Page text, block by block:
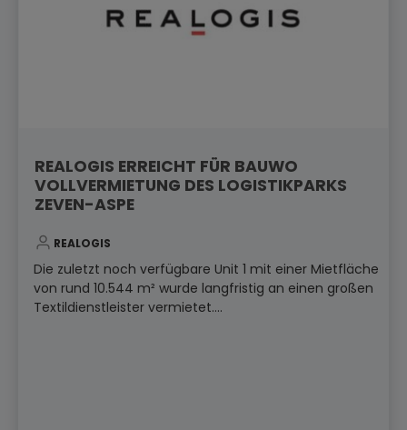
REALOGIS ERREICHT FÜR BAUWO
VOLLVERMIETUNG DES LOGISTIKPARKS
ZEVEN-ASPE
REALOGIS
Die zuletzt noch verfügbare Unit 1 mit einer Mietfläche
von rund 10.544 m² wurde langfristig an einen großen
Textildienstleister vermietet....